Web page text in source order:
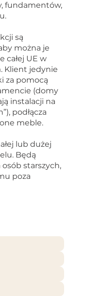
fundamentów,
są
można je
całej UE w
Klient jedynie
za pomocą
(domy
instalacji na
podłącza
meble.
lub dużej
Będą
starszych,
poza